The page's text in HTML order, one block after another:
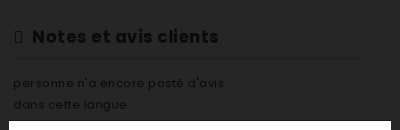
Notes et avis clients
personne n'a encore posté d'avis
dans cette langue